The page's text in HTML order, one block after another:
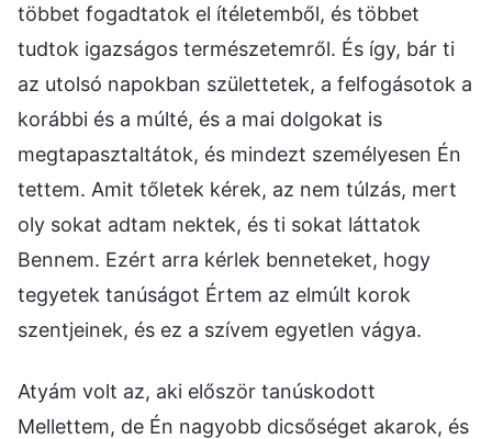
többet fogadtatok el ítéletemből, és többet
tudtok igazságos természetemről. És így, bár ti
az utolsó napokban születtetek, a felfogásotok a
korábbi és a múlté, és a mai dolgokat is
megtapasztaltátok, és mindezt személyesen Én
tettem. Amit tőletek kérek, az nem túlzás, mert
oly sokat adtam nektek, és ti sokat láttatok
Bennem. Ezért arra kérlek benneteket, hogy
tegyetek tanúságot Értem az elmúlt korok
szentjeinek, és ez a szívem egyetlen vágya.
Atyám volt az, aki először tanúskodott
Mellettem, de Én nagyobb dicsőséget akarok, és